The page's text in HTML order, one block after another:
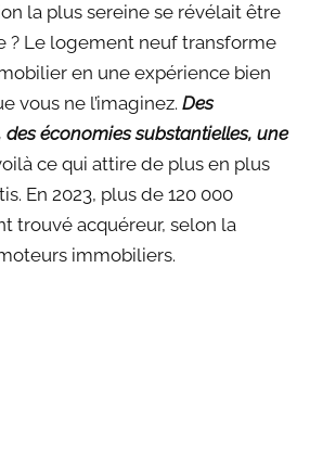
la plus sereine se révélait être
? Le logement neuf transforme
en une expérience bien
vous ne l’imaginez. Des
économies substantielles, une
ce qui attire de plus en plus
En 2023, plus de 120 000
trouvé acquéreur, selon la
immobiliers.